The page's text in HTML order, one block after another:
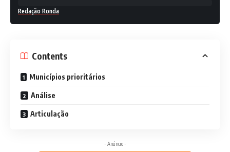
Redação Ronda
Contents
Municípios prioritários
Análise
Articulação
- Anúncio -